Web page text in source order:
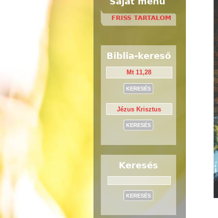
FRISS TARTALOM
Biblia-kereső
Keresés